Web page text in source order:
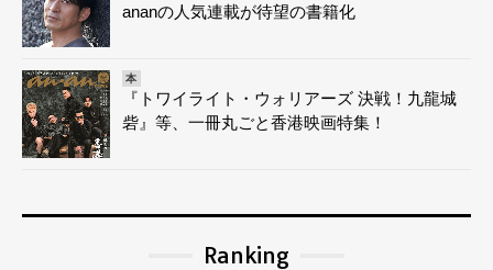
ananの人気連載が待望の書籍化
本
『トワイライト・ウォリアーズ 決戦！九龍城
砦』等、一冊丸ごと香港映画特集！
Ranking